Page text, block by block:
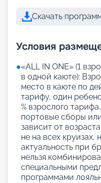
Скачать
Условия
●«АLL IN ONE» (1
в одной каюте):
место в каюте по
тарифу, один
% взрослого
портовые сборы
зависит от
не на всех круизах,
актуальность при
нельзя
специальными
программами